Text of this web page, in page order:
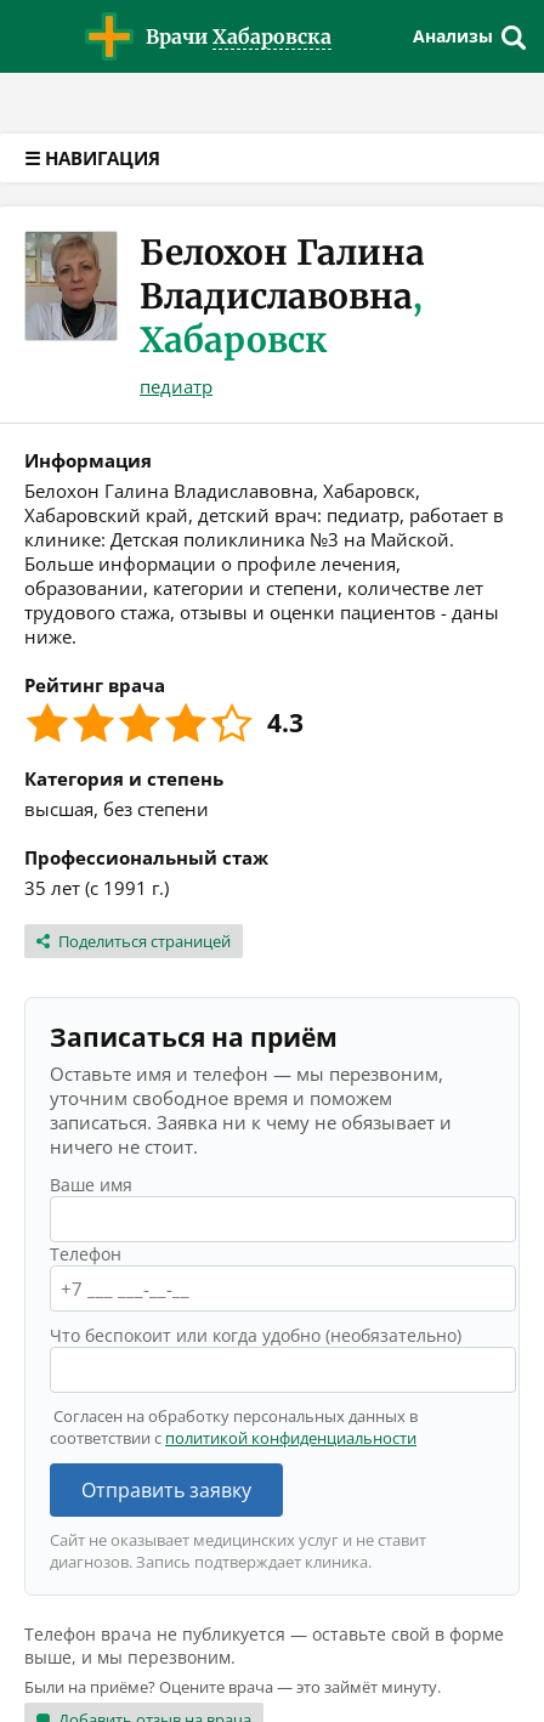
Врачи Хабаровска Анализы
☰ НАВИГАЦИЯ
Белохон Галина
Владиславовна,
Хабаровск
педиатр
Информация
Белохон Галина Владиславовна, Хабаровск,
Хабаровский край, детский врач: педиатр, работает в
клинике: Детская поликлиника №3 на Майской.
Больше информации о профиле лечения,
образовании, категории и степени, количестве лет
трудового стажа, отзывы и оценки пациентов - даны
ниже.
Рейтинг врача
4.3
Категория и степень
высшая, без степени
Профессиональный стаж
35 лет (с 1991 г.)
Поделиться страницей
Записаться на приём
Оставьте имя и телефон — мы перезвоним,
уточним свободное время и поможем
записаться. Заявка ни к чему не обязывает и
ничего не стоит.
Ваше имя
Телефон
Что беспокоит или когда удобно (необязательно)
Согласен на обработку персональных данных в
соответствии с политикой конфиденциальности
Отправить заявку
Сайт не оказывает медицинских услуг и не ставит
диагнозов. Запись подтверждает клиника.
Телефон врача не публикуется — оставьте свой в форме
выше, и мы перезвоним.
Были на приёме? Оцените врача — это займёт минуту.